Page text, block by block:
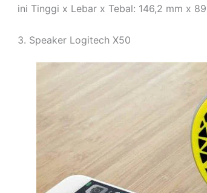
ini Tinggi x Lebar x Tebal: 146,2 mm x
3. Speaker Logitech X50